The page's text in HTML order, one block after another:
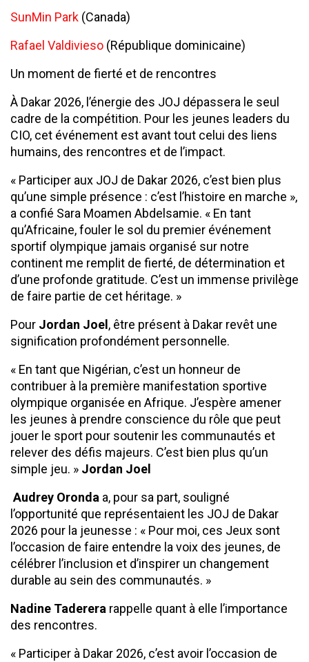
SunMin Park (Canada)
Rafael Valdivieso (République dominicaine)
Un moment de fierté et de rencontres
À Dakar 2026, l’énergie des JOJ dépassera le seul
cadre de la compétition. Pour les jeunes leaders du
CIO, cet événement est avant tout celui des liens
humains, des rencontres et de l’impact.
« Participer aux JOJ de Dakar 2026, c’est bien plus
qu’une simple présence : c’est l’histoire en marche »,
a confié Sara Moamen Abdelsamie. « En tant
qu’Africaine, fouler le sol du premier événement
sportif olympique jamais organisé sur notre
continent me remplit de fierté, de détermination et
d’une profonde gratitude. C’est un immense privilège
de faire partie de cet héritage. »
Pour Jordan Joel , être présent à Dakar revêt une
signification profondément personnelle.
« En tant que Nigérian, c’est un honneur de
contribuer à la première manifestation sportive
olympique organisée en Afrique. J’espère amener
les jeunes à prendre conscience du rôle que peut
jouer le sport pour soutenir les communautés et
relever des défis majeurs. C’est bien plus qu’un
simple jeu. » Jordan Joel
Audrey Oronda a, pour sa part, souligné
l’opportunité que représentaient les JOJ de Dakar
2026 pour la jeunesse : « Pour moi, ces Jeux sont
l’occasion de faire entendre la voix des jeunes, de
célébrer l’inclusion et d’inspirer un changement
durable au sein des communautés. »
Nadine Taderera rappelle quant à elle l’importance
des rencontres.
« Participer à Dakar 2026, c’est avoir l’occasion de